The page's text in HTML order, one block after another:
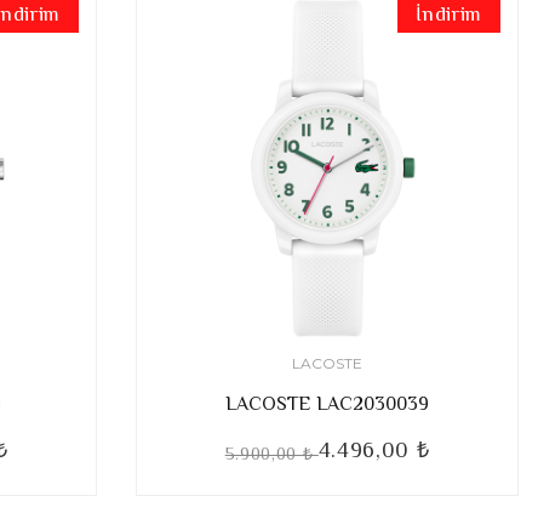
İndirim
LACOSTE
LACOSTE LAC2030039
5.900,00 ₺4.496,00 ₺